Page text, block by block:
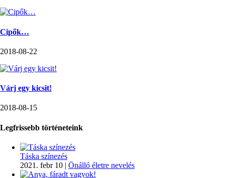
Cipők…
2018-08-22
Várj egy kicsit!
2018-08-15
Legfrissebb történeteink
Táska színezés
2021. febr 10 | Önálló életre nevelés